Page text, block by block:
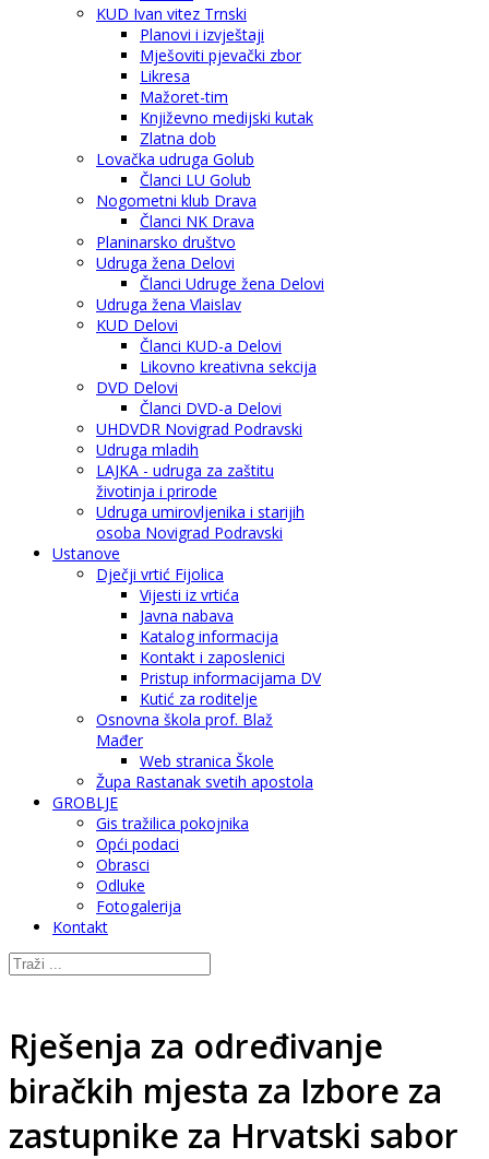
KUD Ivan vitez Trnski
Planovi i izvještaji
Mješoviti pjevački zbor
Likresa
Mažoret-tim
Književno medijski kutak
Zlatna dob
Lovačka udruga Golub
Članci LU Golub
Nogometni klub Drava
Članci NK Drava
Planinarsko društvo
Udruga žena Delovi
Članci Udruge žena Delovi
Udruga žena Vlaislav
KUD Delovi
Članci KUD-a Delovi
Likovno kreativna sekcija
DVD Delovi
Članci DVD-a Delovi
UHDVDR Novigrad Podravski
Udruga mladih
LAJKA - udruga za zaštitu
životinja i prirode
Udruga umirovljenika i starijih
osoba Novigrad Podravski
Ustanove
Dječji vrtić Fijolica
Vijesti iz vrtića
Javna nabava
Katalog informacija
Kontakt i zaposlenici
Pristup informacijama DV
Kutić za roditelje
Osnovna škola prof. Blaž
Mađer
Web stranica Škole
Župa Rastanak svetih apostola
GROBLJE
Gis tražilica pokojnika
Opći podaci
Obrasci
Odluke
Fotogalerija
Kontakt
Rješenja za određivanje
biračkih mjesta za Izbore za
zastupnike za Hrvatski sabor